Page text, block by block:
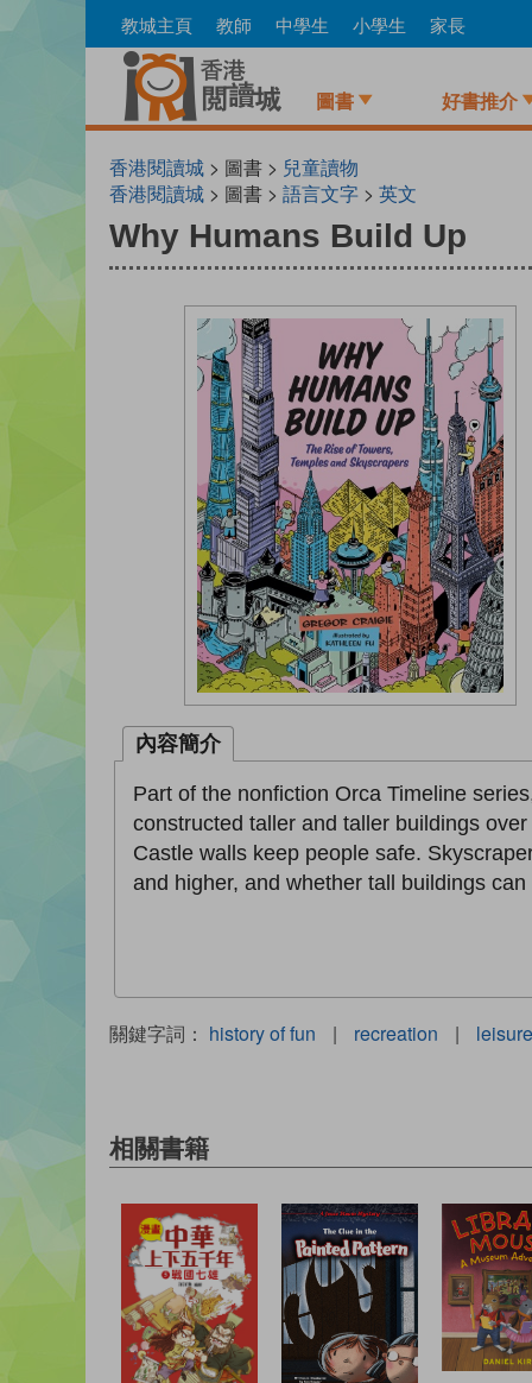
to
教城主頁 教師 中學生 小學生 家長
圖書 好書推介
香港閱讀城 > 圖書 > 兒童讀物
香港閱讀城 > 圖書 > 語言文字 > 英文
Why Humans Build Up
內容簡介
Part of the nonfiction Orca Timeline
constructed taller and taller buildings
Castle walls keep people safe.
and higher, and whether tall buildings
關鍵字詞： history of fun | recreation |
相關書籍